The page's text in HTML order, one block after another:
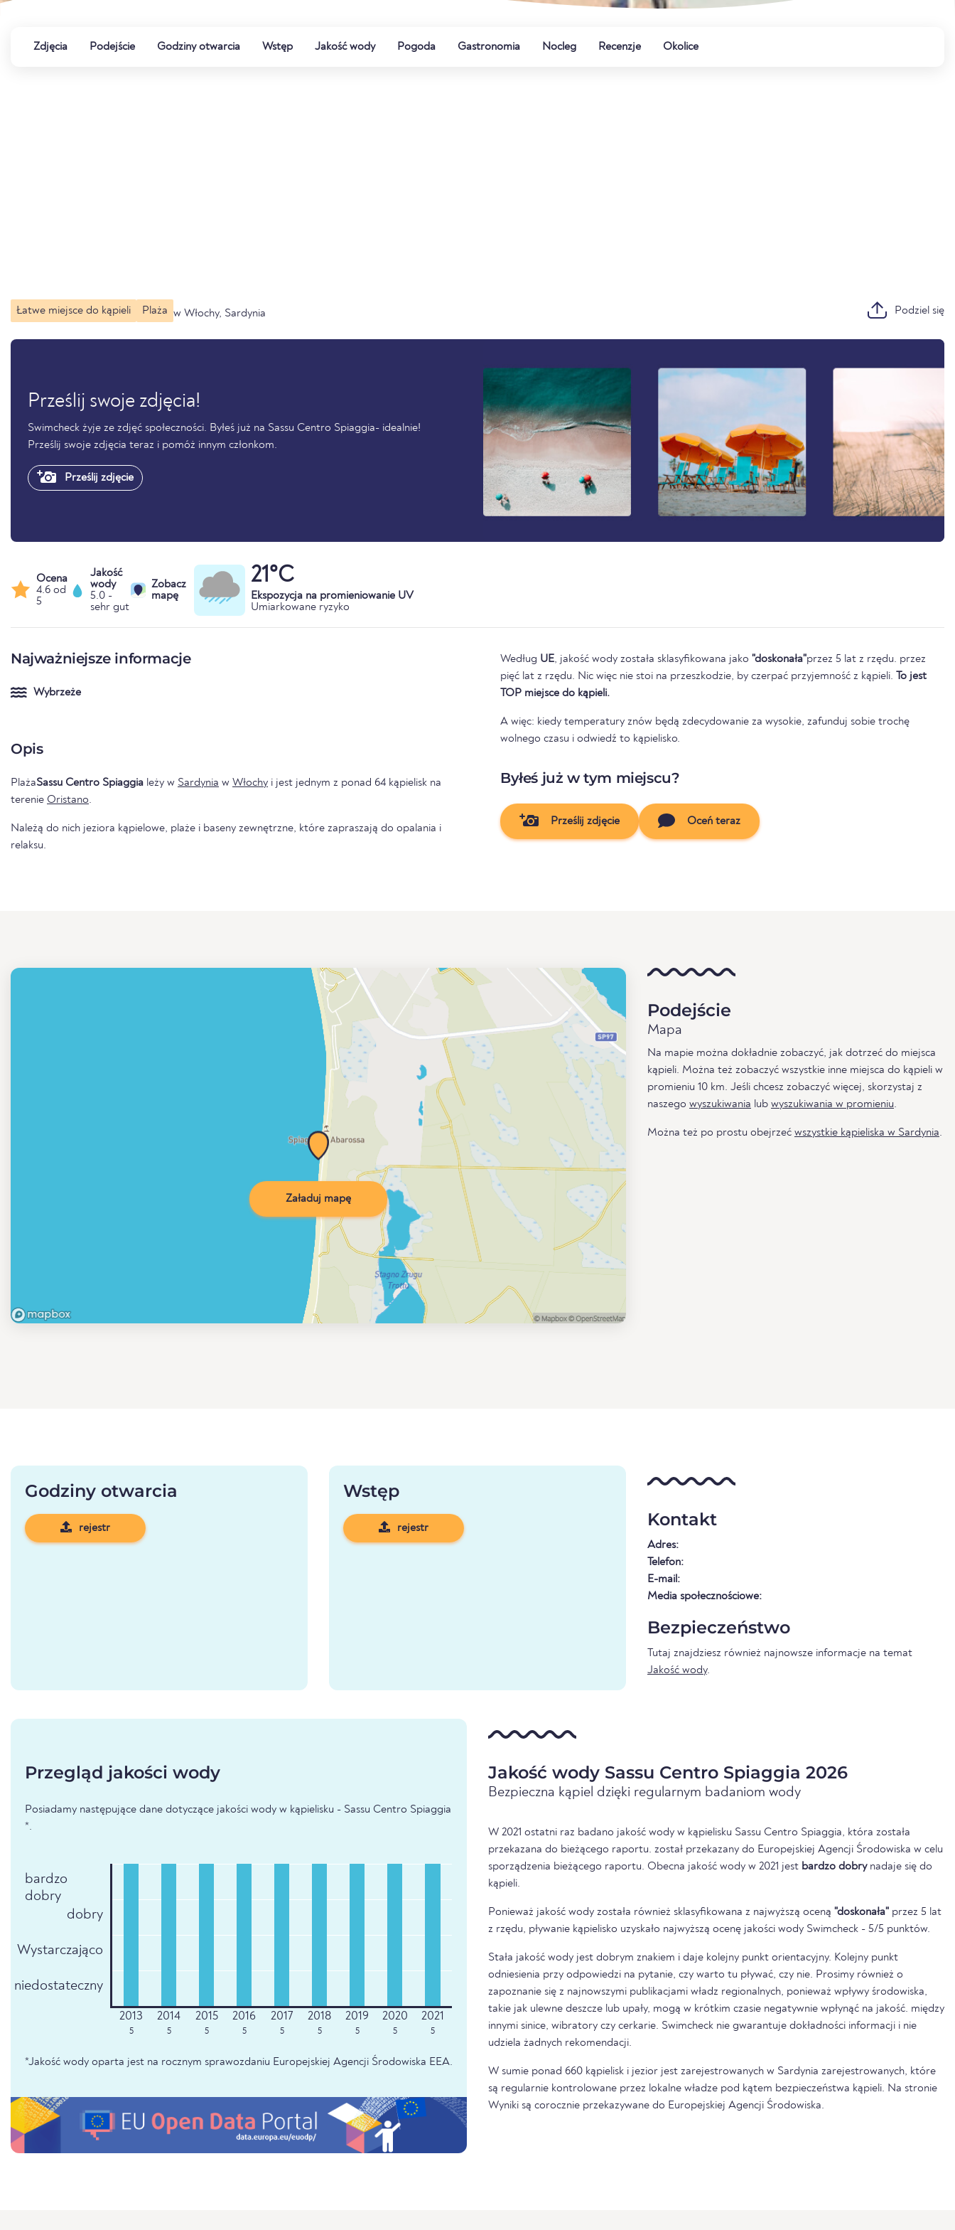
Zdjęcia Podejście Godziny otwarcia Wstęp Jakość wody Pogoda Gastronomia Nocleg Recenzje Okolice
Łatwe miejsce do kąpieli Plaża w Włochy, Sardynia Podziel się
Prześlij swoje zdjęcia!
Swimcheck żyje ze zdjęć społeczności. Byłeś już na Sassu Centro Spiaggia- idealnie!
Prześlij swoje zdjęcia teraz i pomóż innym członkom.
Prześlij zdjęcie
Ocena
4.6 od
5
Jakość
wody
5.0 -
sehr gut
Zobacz
mapę
21°C
Ekspozycja na promieniowanie UV
Umiarkowane ryzyko
Najważniejsze informacje
Wybrzeże
Opis
PlażaSassu Centro Spiaggia leży w Sardynia w Włochy i jest jednym z ponad 64 kąpielisk na
terenie Oristano.
Należą do nich jeziora kąpielowe, plaże i baseny zewnętrzne, które zapraszają do opalania i
relaksu.
Według UE, jakość wody została sklasyfikowana jako "doskonała"przez 5 lat z rzędu. przez
pięć lat z rzędu. Nic więc nie stoi na przeszkodzie, by czerpać przyjemność z kąpieli. To jest
TOP miejsce do kąpieli.
A więc: kiedy temperatury znów będą zdecydowanie za wysokie, zafunduj sobie trochę
wolnego czasu i odwiedź to kąpielisko.
Byłeś już w tym miejscu?
Prześlij zdjęcie Oceń teraz
Załaduj mapę
Podejście
Mapa
Na mapie można dokładnie zobaczyć, jak dotrzeć do miejsca
kąpieli. Można też zobaczyć wszystkie inne miejsca do kąpieli w
promieniu 10 km. Jeśli chcesz zobaczyć więcej, skorzystaj z
naszego wyszukiwania lub wyszukiwania w promieniu.
Można też po prostu obejrzeć wszystkie kąpieliska w Sardynia.
Godziny otwarcia
rejestr
Wstęp
rejestr Kontakt
Adres:
Telefon:
E-mail:
Media społecznościowe:
Bezpieczeństwo
Tutaj znajdziesz również najnowsze informacje na temat
Jakość wody.
Przegląd jakości wody
Posiadamy następujące dane dotyczące jakości wody w kąpielisku - Sassu Centro Spiaggia
*.
bardzo
dobry
dobry
Wystarczająco
niedostateczny
5 5 5 5 5 5 5 5 5
*Jakość wody oparta jest na rocznym sprawozdaniu Europejskiej Agencji Środowiska EEA.
Jakość wody Sassu Centro Spiaggia 2026
Bezpieczna kąpiel dzięki regularnym badaniom wody
W 2021 ostatni raz badano jakość wody w kąpielisku Sassu Centro Spiaggia, która została
przekazana do bieżącego raportu. został przekazany do Europejskiej Agencji Środowiska w celu
sporządzenia bieżącego raportu. Obecna jakość wody w 2021 jest bardzo dobrynadaje się do
kąpieli.
Ponieważ jakość wody została również sklasyfikowana z najwyższą oceną "doskonała" przez 5 lat
z rzędu, pływanie kąpielisko uzyskało najwyższą ocenę jakości wody Swimcheck - 5/5 punktów.
Stała jakość wody jest dobrym znakiem i daje kolejny punkt orientacyjny. Kolejny punkt
odniesienia przy odpowiedzi na pytanie, czy warto tu pływać, czy nie. Prosimy również o
zapoznanie się z najnowszymi publikacjami władz regionalnych, ponieważ wpływy środowiska,
takie jak ulewne deszcze lub upały, mogą w krótkim czasie negatywnie wpłynąć na jakość. między
innymi sinice, wibratory czy cerkarie. Swimcheck nie gwarantuje dokładności informacji i nie
udziela żadnych rekomendacji.
W sumie ponad 660 kąpielisk i jezior jest zarejestrowanych w Sardynia zarejestrowanych, które
są regularnie kontrolowane przez lokalne władze pod kątem bezpieczeństwa kąpieli. Na stronie
Wyniki są corocznie przekazywane do Europejskiej Agencji Środowiska.